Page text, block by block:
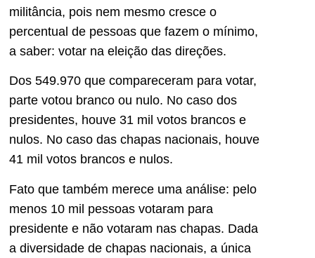
militância, pois nem mesmo cresce o
percentual de pessoas que fazem o mínimo,
a saber: votar na eleição das direções.
Dos 549.970 que compareceram para votar,
parte votou branco ou nulo. No caso dos
presidentes, houve 31 mil votos brancos e
nulos. No caso das chapas nacionais, houve
41 mil votos brancos e nulos.
Fato que também merece uma análise: pelo
menos 10 mil pessoas votaram para
presidente e não votaram nas chapas. Dada
a diversidade de chapas nacionais, a única